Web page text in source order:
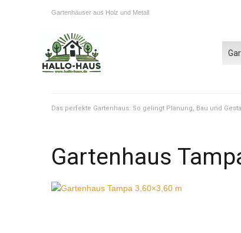
Gartenhäuser aus Holz und Metall
Das perfekte Gartenhaus: So gelingt Planung, Bau und
Gartenhaus